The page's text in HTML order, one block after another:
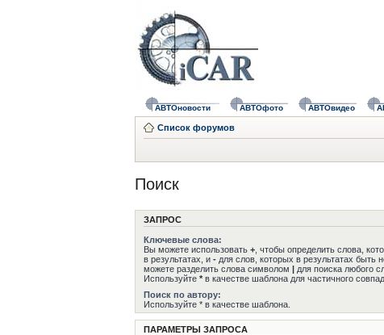
АВТОновости АВТОфото АВТОвидео
Список форумов
Поиск
ЗАПРОС
Ключевые слова:
Вы можете использовать + , чтобы определить слова,
в результатах, и - для слов, которых в результатах быть
можете разделить слова символом | для поиска любого
Используйте * в качестве шаблона для частичного
Поиск по автору:
Используйте * в качестве шаблона.
ПАРАМЕТРЫ ЗАПРОСА